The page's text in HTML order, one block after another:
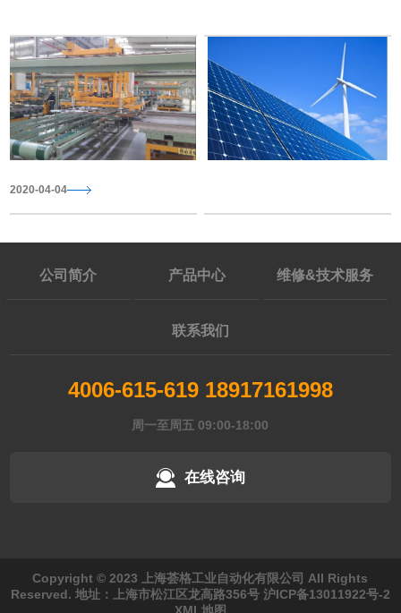
2023-07-12
2020-04-04
公司简介 产品中心 维修&技术服务
联系我们
4006-615-619 18917161998
周一至周五 09:00-18:00
在线咨询
Copyright © 2023 上海荟格工业自动化有限公司 All Rights
Reserved. 地址：上海市松江区龙高路356号 沪ICP备13011922号-2
XML地图